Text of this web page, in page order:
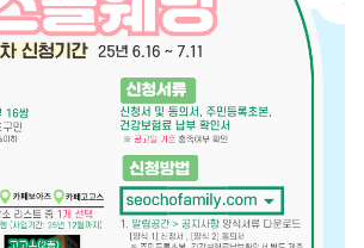
열